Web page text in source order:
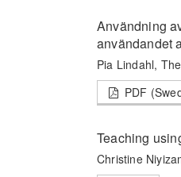
Användning
användandet
Pia Lindahl,
PDF
Teaching
Christine